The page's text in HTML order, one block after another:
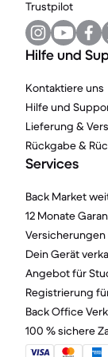
Trustpilot
Hilfe und
Kontaktiere uns
Hilfe und
Lieferung &
Rückgabe &
Services
Back Market
12 Monate
Versicherungen
Dein Gerät
Angebot für
Registrierung
Back Office
100 % sichere